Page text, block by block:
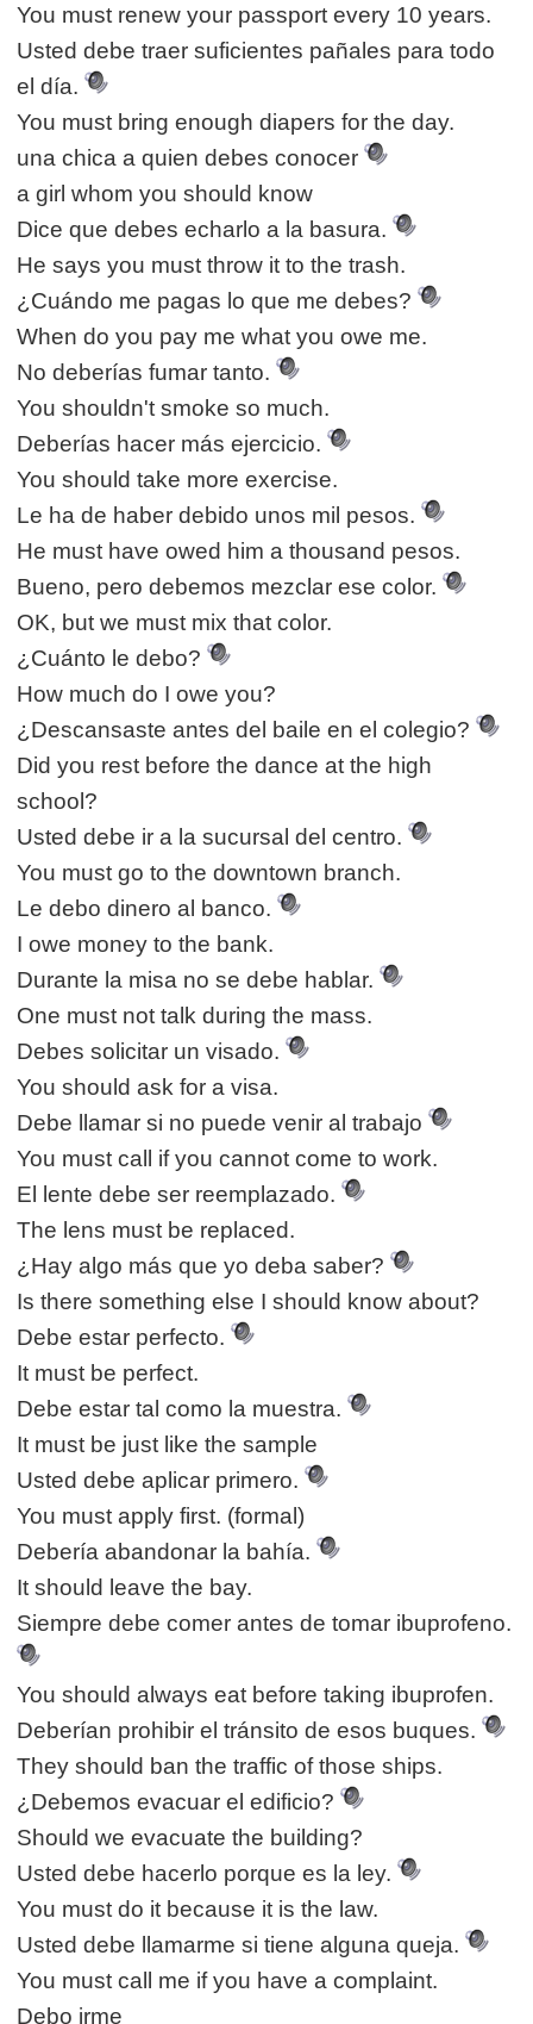
You must renew your passport every 10 years.
Usted debe traer suficientes pañales para todo
el día.
You must bring enough diapers for the day.
una chica a quien debes conocer
a girl whom you should know
Dice que debes echarlo a la basura.
He says you must throw it to the trash.
¿Cuándo me pagas lo que me debes?
When do you pay me what you owe me.
No deberías fumar tanto.
You shouldn't smoke so much.
Deberías hacer más ejercicio.
You should take more exercise.
Le ha de haber debido unos mil pesos.
He must have owed him a thousand pesos.
Bueno, pero debemos mezclar ese color.
OK, but we must mix that color.
¿Cuánto le debo?
How much do I owe you?
¿Descansaste antes del baile en el colegio?
Did you rest before the dance at the high
school?
Usted debe ir a la sucursal del centro.
You must go to the downtown branch.
Le debo dinero al banco.
I owe money to the bank.
Durante la misa no se debe hablar.
One must not talk during the mass.
Debes solicitar un visado.
You should ask for a visa.
Debe llamar si no puede venir al trabajo
You must call if you cannot come to work.
El lente debe ser reemplazado.
The lens must be replaced.
¿Hay algo más que yo deba saber?
Is there something else I should know about?
Debe estar perfecto.
It must be perfect.
Debe estar tal como la muestra.
It must be just like the sample
Usted debe aplicar primero.
You must apply first. (formal)
Debería abandonar la bahía.
It should leave the bay.
Siempre debe comer antes de tomar ibuprofeno.
You should always eat before taking ibuprofen.
Deberían prohibir el tránsito de esos buques.
They should ban the traffic of those ships.
¿Debemos evacuar el edificio?
Should we evacuate the building?
Usted debe hacerlo porque es la ley.
You must do it because it is the law.
Usted debe llamarme si tiene alguna queja.
You must call me if you have a complaint.
Debo irme